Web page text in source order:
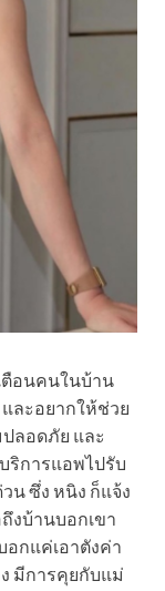
ตือนคนในบ้าน
และอยากให้ช่วย
ลอดภัย และ
ริการแอพไปรับ
น ซึ่ง หนิง ก็แจ้ง
งบ้านบอกเขา
อกแค่เอาตังค่า
มีการคุยกับแม่